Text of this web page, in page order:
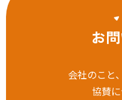
お
会社のこと
協賛に